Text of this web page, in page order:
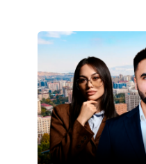
ВИДА
НОВОГО
ОТ
OPENAI